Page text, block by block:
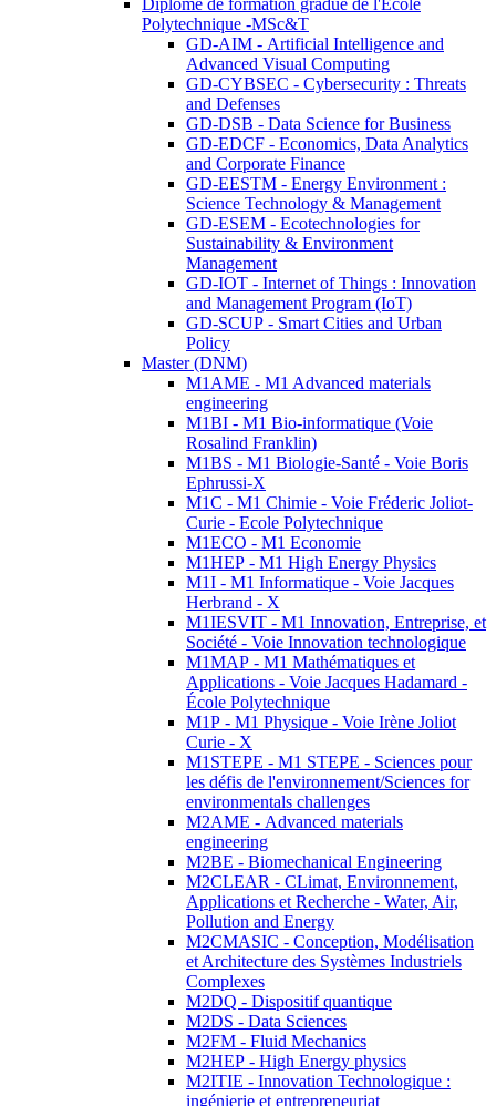
Diplôme de formation gradué de l'Ecole
Polytechnique -MSc&T
GD-AIM - Artificial Intelligence and
Advanced Visual Computing
GD-CYBSEC - Cybersecurity : Threats
and Defenses
GD-DSB - Data Science for Business
GD-EDCF - Economics, Data Analytics
and Corporate Finance
GD-EESTM - Energy Environment :
Science Technology & Management
GD-ESEM - Ecotechnologies for
Sustainability & Environment
Management
GD-IOT - Internet of Things : Innovation
and Management Program (IoT)
GD-SCUP - Smart Cities and Urban
Policy
Master (DNM)
M1AME - M1 Advanced materials
engineering
M1BI - M1 Bio-informatique (Voie
Rosalind Franklin)
M1BS - M1 Biologie-Santé - Voie Boris
Ephrussi-X
M1C - M1 Chimie - Voie Fréderic Joliot-
Curie - Ecole Polytechnique
M1ECO - M1 Economie
M1HEP - M1 High Energy Physics
M1I - M1 Informatique - Voie Jacques
Herbrand - X
M1IESVIT - M1 Innovation, Entreprise, et
Société - Voie Innovation technologique
M1MAP - M1 Mathématiques et
Applications - Voie Jacques Hadamard -
École Polytechnique
M1P - M1 Physique - Voie Irène Joliot
Curie - X
M1STEPE - M1 STEPE - Sciences pour
les défis de l'environnement/Sciences for
environmentals challenges
M2AME - Advanced materials
engineering
M2BE - Biomechanical Engineering
M2CLEAR - CLimat, Environnement,
Applications et Recherche - Water, Air,
Pollution and Energy
M2CMASIC - Conception, Modélisation
et Architecture des Systèmes Industriels
Complexes
M2DQ - Dispositif quantique
M2DS - Data Sciences
M2FM - Fluid Mechanics
M2HEP - High Energy physics
M2ITIE - Innovation Technologique :
ingénierie et entrepreneuriat